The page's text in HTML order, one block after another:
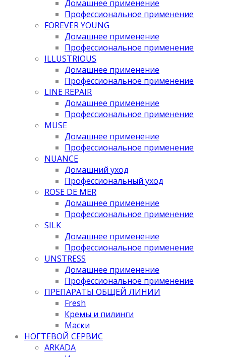
Домашнее применение
Профессиональное применение
FOREVER YOUNG
Домашнее применение
Профессиональное применение
ILLUSTRIOUS
Домашнее применение
Профессиональное применение
LINE REPAIR
Домашнее применение
Профессиональное применение
MUSE
Домашнее применение
Профессиональное применение
NUANCE
Домашний уход
Профессиональный уход
ROSE DE MER
Домашнее применение
Профессиональное применение
SILK
Домашнее применение
Профессиональное применение
UNSTRESS
Домашнее применение
Профессиональное применение
ПРЕПАРАТЫ ОБЩЕЙ ЛИНИИ
Fresh
Кремы и пилинги
Маски
НОГТЕВОЙ СЕРВИС
ARKADA